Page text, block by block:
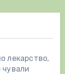
лекарство,
чували